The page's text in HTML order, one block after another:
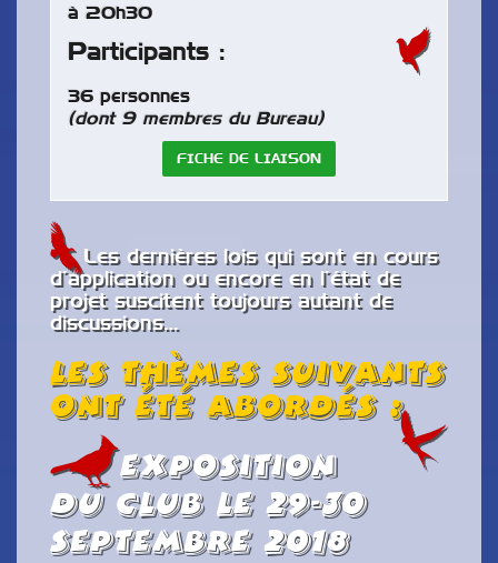
à 20h30
Participants :
36 personnes
(dont 9 membres du Bureau)
FICHE DE LIAISON
Les dernières lois qui sont en cours
d’application ou encore en l’état de
projet suscitent toujours autant de
discussions…
Les thèmes suivants
ont été abordés :
Exposition
du club le 29-30
septembre 2018